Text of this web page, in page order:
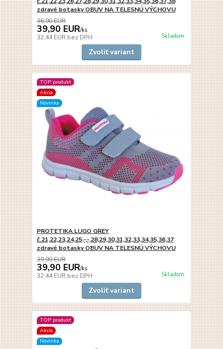
zdravé botasky OBUV NA TELESNÚ VÝCHOVU
36,90 EUR
39,90 EUR/ks
32,44 EUR bez DPH Skladom
Zvoliť variant
TOP produkt
Akcia
Novinka
PROTETIKA LUGO GREY
č.21,22,23,24,25,-,-,28,29,30,31,32,33,34,35,36,37
zdravé botasky OBUV NA TELESNÚ VÝCHOVU
39,90 EUR
39,90 EUR/ks
32,44 EUR bez DPH Skladom
Zvoliť variant
TOP produkt
Akcia
Novinka